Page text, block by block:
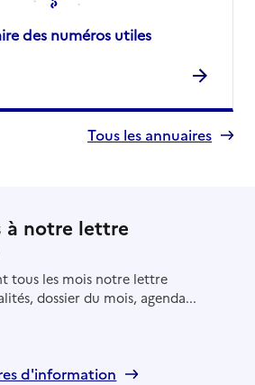
des numéros utiles
Tous les annuaires
à notre lettre
tous les mois notre lettre
dossier du mois, agenda...
d'information